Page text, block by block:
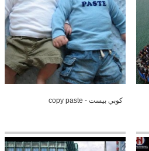
كوبي بيست - copy paste